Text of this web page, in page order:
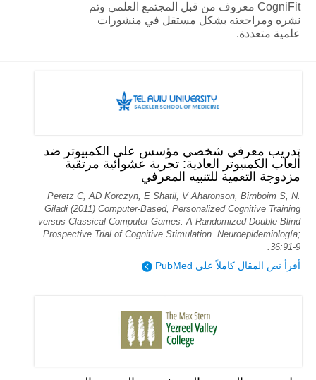
CogniFit معروف من قبل المجتمع العلمي وتم
نشره ومراجعته بشكل مستقل في منشورات
علمية متعددة.
تدريب معرفي شخصي مؤسس على الكمبيوتر ضد
ألعاب الكمبيوتر العادية: تجربة عشوائية مرتقبة
مزدوجة التعمية للتنبيه المعرفي
Peretz C, AD Korczyn, E Shatil, V Aharonson, Birnboim S, N.
Giladi (2011) Computer-Based, Personalized Cognitive Training
versus Classical Computer Games: A Randomized Double-Blind
Prospective Trial of Cognitive Stimulation. Neuroepidemiología;
36:91-9.
أقرأ نص المقال كاملاً على PubMed